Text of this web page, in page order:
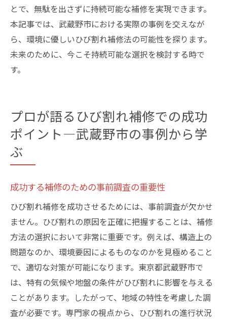
とで、無駄を出さずに持続可能な補修を実現できます。
本記事では、武蔵野市における実際の事例を交えなが
ら、環境に優しいひび割れ補修法の可能性を探ります。
未来のために、今こそ持続可能な選択を検討する時で
す。
プロが語るひび割れ補修での成功
ポイント—武蔵野市の事例から学
ぶ
成功する補修のための事前調査の重要性
ひび割れ補修を成功させるためには、事前調査が欠かせ
ません。ひび割れの原因を正確に把握することは、補修
方法の選択において非常に重要です。例えば、構造上の
問題なのか、環境要因によるものなのかを見極めること
で、適切な対策が可能になります。東京都武蔵野市で
は、特有の気候や地盤の条件がひび割れに影響を与える
ことがあります。したがって、地域の特性を考慮した調
査が必要です。専門家の視点から、ひび割れの進行状況